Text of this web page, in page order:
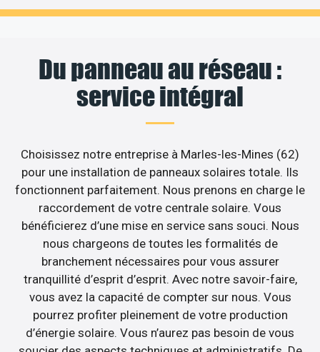
Du panneau au réseau :
service intégral
Choisissez notre entreprise à Marles-les-Mines (62)
pour une installation de panneaux solaires totale. Ils
fonctionnent parfaitement. Nous prenons en charge le
raccordement de votre centrale solaire. Vous
bénéficierez d’une mise en service sans souci. Nous
nous chargeons de toutes les formalités de
branchement nécessaires pour vous assurer
tranquillité d’esprit d’esprit. Avec notre savoir-faire,
vous avez la capacité de compter sur nous. Vous
pourrez profiter pleinement de votre production
d’énergie solaire. Vous n’aurez pas besoin de vous